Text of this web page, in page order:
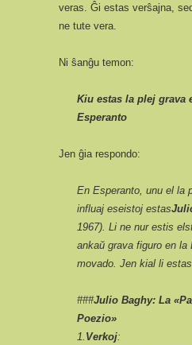
veras. Ĝi estas verŝajna,
ne tute vera.
Ni ŝanĝu temon:
Kiu estas la plej grava
Esperanto
Jen ĝia respondo:
En Esperanto, unu el la
influaj eseistoj estas
1967). Li ne nur estis
ankaŭ grava figuro en la
movado. Jen kial li
###Julio Baghy: La
Poezio»
1. Verkoj: